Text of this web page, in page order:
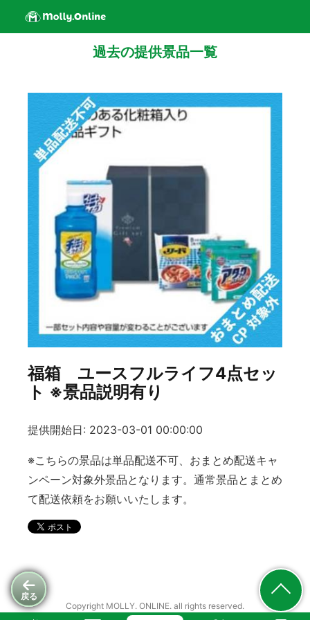
戻る
過去の提供景品一覧
福箱 ユースフルライフ4点セッ
ト ※景品説明有り
提供開始日: 2023-03-01 00:00:00
※こちらの景品は単品配送不可、おまとめ配送キャ
ンペーン対象外景品となります。通常景品とまとめ
て配送依頼をお願いいたします。
Copyright MOLLY. ONLINE. all rights reserved.